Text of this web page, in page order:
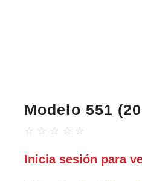
Modelo 551
☆ ☆ ☆ ☆ ☆
Inicia sesión para